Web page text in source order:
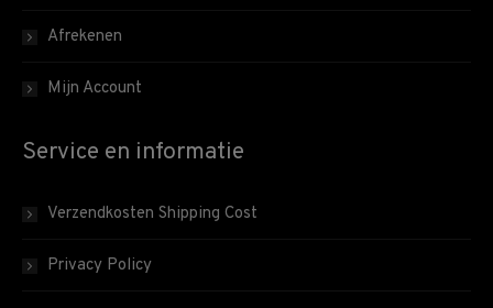
Afrekenen
Mijn Account
Service en informatie
Verzendkosten Shipping Cost
Privacy Policy